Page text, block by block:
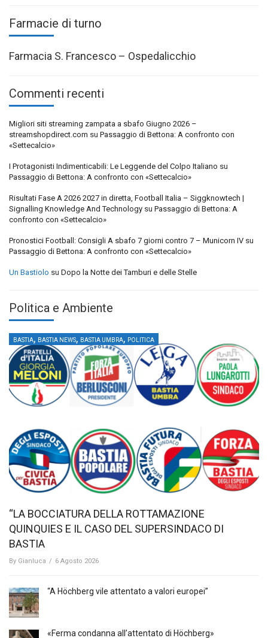
Farmacie di turno
Farmacia S. Francesco – Ospedalicchio
Commenti recenti
Migliori siti streaming zampata a sbafo Giugno 2026 –
streamshopdirect.com su Passaggio di Bettona: A confronto con
«Settecalcio»
I Protagonisti Indimenticabili: Le Leggende del Colpo Italiano su
Passaggio di Bettona: A confronto con «Settecalcio»
Risultati Fase A 2026 2027 in diretta, Football Italia – Siggknowtech |
Signalling Knowledge And Technology su Passaggio di Bettona: A
confronto con «Settecalcio»
Pronostici Football: Consigli A sbafo 7 giorni contro 7 – Municorn IV su
Passaggio di Bettona: A confronto con «Settecalcio»
Un Bastiolo su Dopo la Notte dei Tamburi e delle Stelle
Politica e Ambiente
BASTIA, BASTIA NEWS, BASTIA UMBRA, POLITICA
“LA BOCCIATURA DELLA ROTTAMAZIONE
QUINQUIES E IL CASO DEL SUPERSINDACO DI
BASTIA
By Gianluca / 6 Agosto 2026
“A Höchberg vile attentato a valori europei”
«Ferma condanna all’attentato di Höchberg»